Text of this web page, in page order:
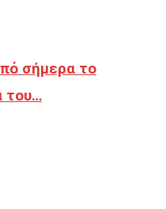
σήμερα το
του…